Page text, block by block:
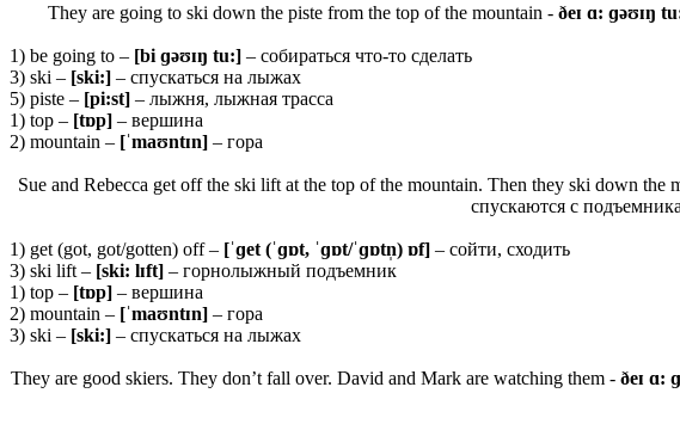
They are going to ski down the piste from the top of the mountain - ðeɪ ɑ: ɡəʊɪŋ
1) be going to – [bi ɡəʊɪŋ tu:] – собираться что-то сделать
3) ski – [ski:] – спускаться на лыжах
5) piste – [pi:st] – лыжня, лыжная трасса
1) top – [tɒp] – вершина
2) mountain – [ˈmaʊntɪn] – гора
Sue and Rebecca get off the ski lift at the top of the mountain. Then they ski down the
спускаются с
1) get (got, got/gotten) off – [ˈɡet (ˈɡɒt, ˈɡɒt/ˈɡɒtn̩) ɒf] – сойти, сходить
3) ski lift – [ski: lɪft] – горнолыжный подъемник
1) top – [tɒp] – вершина
2) mountain – [ˈmaʊntɪn] – гора
3) ski – [ski:] – спускаться на лыжах
They are good skiers. They don’t fall over. David and Mark are watching them - ðeɪ ɑ: